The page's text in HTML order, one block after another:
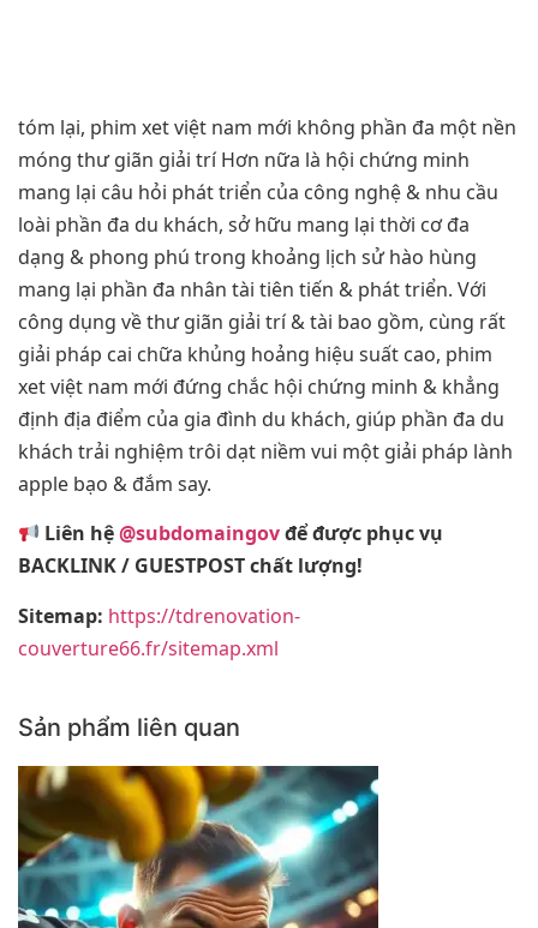
tóm lại, phim xet việt nam mới không phần đa một nền
móng thư giãn giải trí Hơn nữa là hội chứng minh
mang lại câu hỏi phát triển của công nghệ & nhu cầu
loài phần đa du khách, sở hữu mang lại thời cơ đa
dạng & phong phú trong khoảng lịch sử hào hùng
mang lại phần đa nhân tài tiên tiến & phát triển. Với
công dụng về thư giãn giải trí & tài bao gồm, cùng rất
giải pháp cai chữa khủng hoảng hiệu suất cao, phim
xet việt nam mới đứng chắc hội chứng minh & khẳng
định địa điểm của gia đình du khách, giúp phần đa du
khách trải nghiệm trôi dạt niềm vui một giải pháp lành
apple bạo & đắm say.
Liên hệ@subdomaingovđể được phục vụ
BACKLINK / GUESTPOST chất lượng!
Sitemap: https://tdrenovation-
couverture66.fr/sitemap.xml
Sản phẩm liên quan